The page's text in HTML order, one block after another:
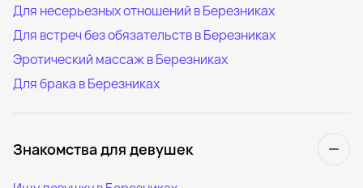
Для несерьезных отношений в Березниках
Для встреч без обязательств в Березниках
Эротический массаж в Березниках
Для брака в Березниках
Знакомства для девушек